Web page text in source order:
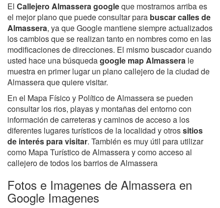
El Callejero Almassera googleque mostramos arriba es
el mejor plano que puede consultar para buscar calles de
Almassera, ya que Google mantiene siempre actualizados
los cambios que se realizan tanto en nombres como en las
modificaciones de direcciones. El mismo buscador cuando
usted hace una búsquedagoogle map Almassera le
muestra en primer lugar un plano callejero de la ciudad de
Almassera que quiere visitar.
En el Mapa Físico y Político de Almassera se pueden
consultar los rios, playas y montañas del entorno con
información de carreteras y caminos de acceso a los
diferentes lugares turísticos de la localidad y otrossitios
de interés para visitar. También es muy útil para utilizar
como Mapa Turístico de Almassera y como acceso al
callejero de todos los barrios de Almassera
Fotos e Imagenes de Almassera en
Google Imagenes